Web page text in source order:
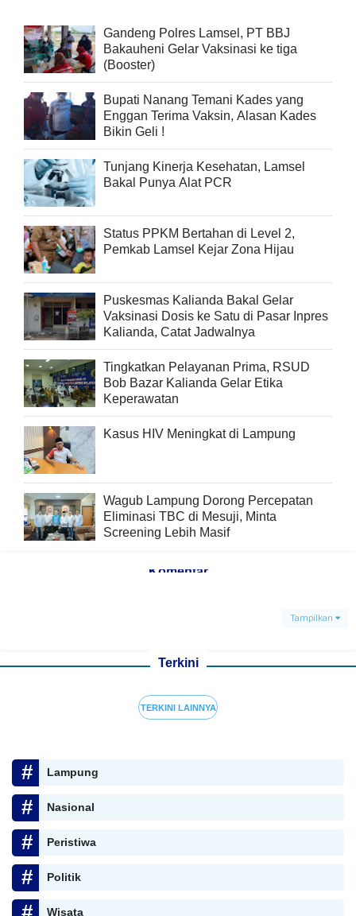
Gandeng Polres Lamsel, PT BBJ
Bakauheni Gelar Vaksinasi ke tiga
(Booster)
Bupati Nanang Temani Kades yang
Enggan Terima Vaksin, Alasan Kades
Bikin Geli !
Tunjang Kinerja Kesehatan, Lamsel
Bakal Punya Alat PCR
Status PPKM Bertahan di Level 2,
Pemkab Lamsel Kejar Zona Hijau
Puskesmas Kalianda Bakal Gelar
Vaksinasi Dosis ke Satu di Pasar Inpres
Kalianda, Catat Jadwalnya
Tingkatkan Pelayanan Prima, RSUD
Bob Bazar Kalianda Gelar Etika
Keperawatan
Kasus HIV Meningkat di Lampung
Wagub Lampung Dorong Percepatan
Eliminasi TBC di Mesuji, Minta
Screening Lebih Masif
Komentar
Tampilkan
Terkini
TERKINI LAINNYA
Lampung
Nasional
Peristiwa
Politik
Wisata